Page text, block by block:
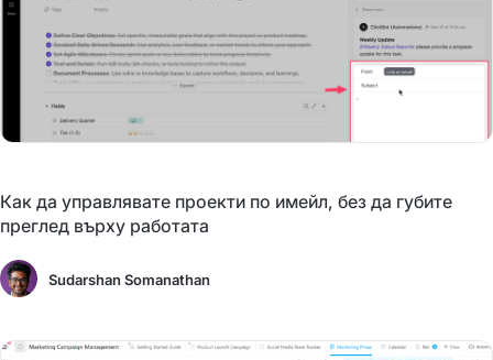
Как да управлявате проекти по имейл, без да губите
преглед върху работата
Sudarshan Somanathan